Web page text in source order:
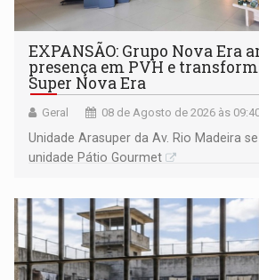
EXPANSÃO: Grupo Nova Era
presença em PVH e
Super Nova Era
Geral 08 de Agosto de 2026 às
Unidade Arasuper da Av. Rio Madeira
unidade Pátio Gourmet